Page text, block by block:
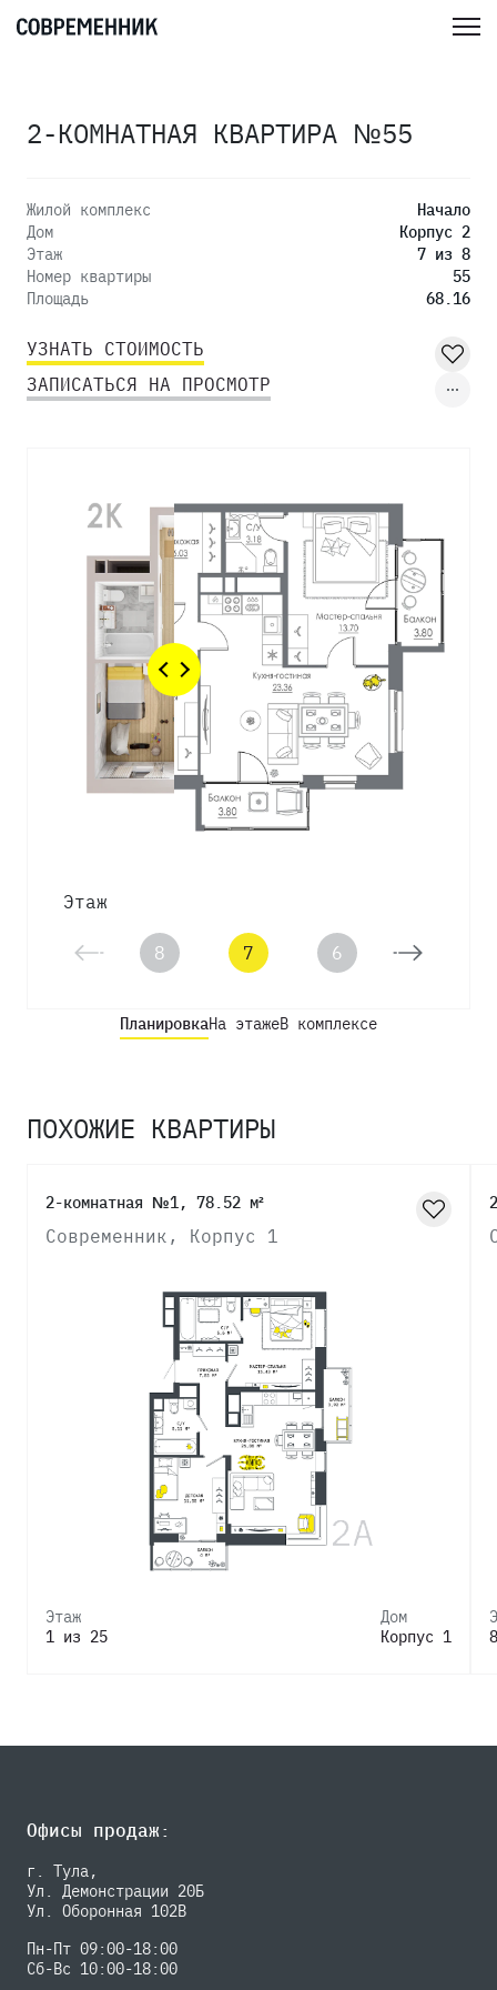
2-КОМНАТНАЯ КВАРТИРА №55
Жилой комплекс
Начало
Дом
Корпус 2
Этаж
7 из 8
Номер квартиры
55
Площадь
68.16
УЗНАТЬ СТОИМОСТЬ
ЗАПИСАТЬСЯ НА ПРОСМОТР
Этаж
8 7 6 5
ПланировкаНа этажеВ комплексе
ПОХОЖИЕ КВАРТИРЫ
2-комнатная №1, 78.52 м²
Современник, Корпус 1
Этаж
1 из 25
Дом
Корпус 1
Офисы продаж:
г. Тула,
Ул. Демонстрации 20Б
Ул. Оборонная 102В
Пн-Пт 09:00-18:00
Сб-Вс 10:00-18:00